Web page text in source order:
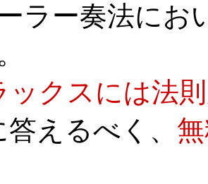
ラー奏法にお
ックスには法
えるべく、